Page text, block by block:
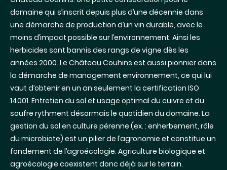
domaine qui s’inscrit depuis plus d’une décennie dans
une démarche de production d’un vin durable, avec le
moins d’impact possible sur l’environnement. Ainsi les
herbicides sont bannis des rangs de vigne dès les
années 2000. Le Château Couhins est aussi pionnier dans
la démarche de management environnement, ce qui lui
vaut d’obtenir en un an seulement la certification ISO
14001. Entretien du sol et usage optimal du cuivre et du
soufre rythment désormais le quotidien du domaine. La
gestion du sol en culture pérenne (ex. : enherbement, rôle
du microbiote) est un pilier de l’agronomie et constitue un
fondement de l’agroécologie. Agriculture biologique et
agroécologie coexistent donc déjà sur le terrain.